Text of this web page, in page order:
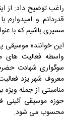
راغب توضیح داد: از
قدردانم و
مسیری باشیم که با
این خواننده
واسطه فعالیت های
سوگواری شهادت
معروف شهر یزد
مناسبتی از جمله ویژه
حوزه موسیقی
محسوب می شود.